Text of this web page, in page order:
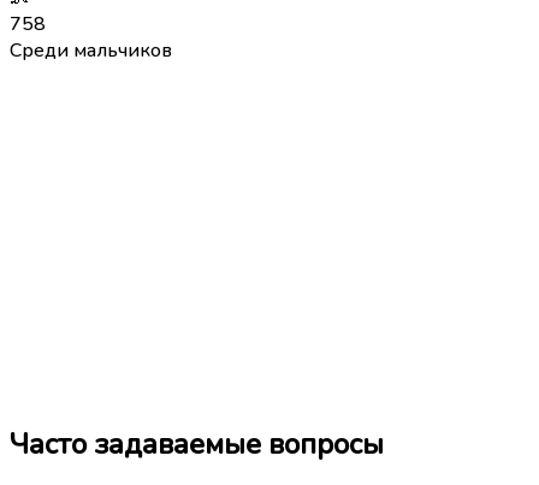
758
Среди мальчиков
Часто задаваемые вопросы